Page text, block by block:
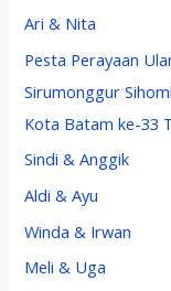
Ari & Nita
Pesta Perayaan
Sirumonggur
Kota Batam ke-33
Sindi & Anggik
Aldi & Ayu
Winda & Irwan
Meli & Uga